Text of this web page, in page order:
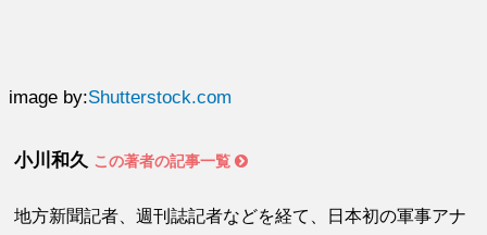
image by:Shutterstock.com
小川和久 この著者の記事一覧
地方新聞記者、週刊誌記者などを経て、日本初の軍事アナ